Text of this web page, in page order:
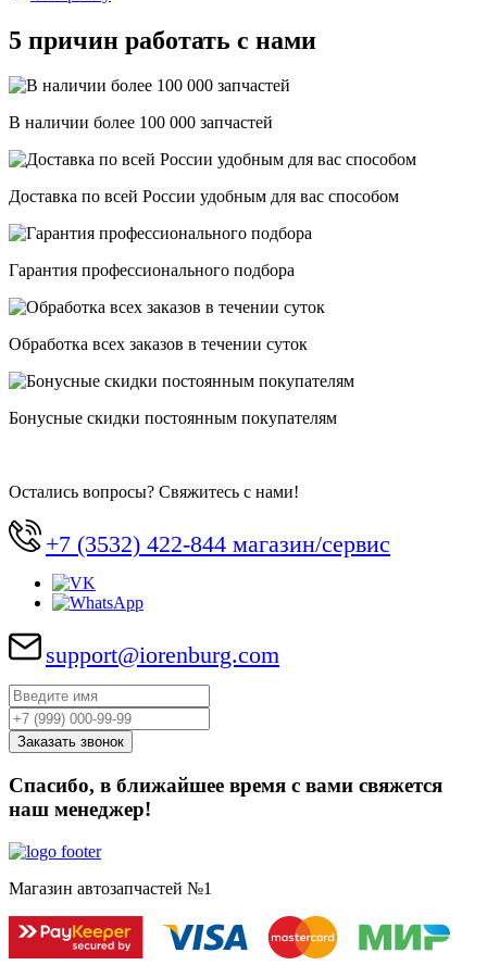
5 причин работать с нами
В наличии более 100 000 запчастей
Доставка по всей России удобным для вас способом
Гарантия профессионального подбора
Обработка всех заказов в течении суток
Бонусные скидки постоянным покупателям
Остались вопросы? Свяжитесь с нами!
+7 (3532) 422-844 магазин/сервис
support@iorenburg.com
Спасибо, в ближайшее время с вами свяжется
наш менеджер!
Магазин автозапчастей №1